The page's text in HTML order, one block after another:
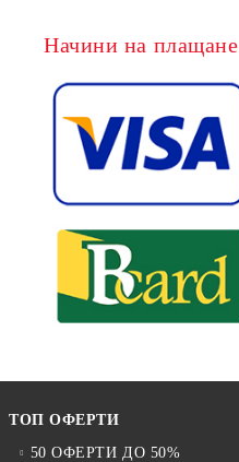
Начини на плащане
ТОП ОФЕРТИ
50 ОФЕРТИ ДО 50%